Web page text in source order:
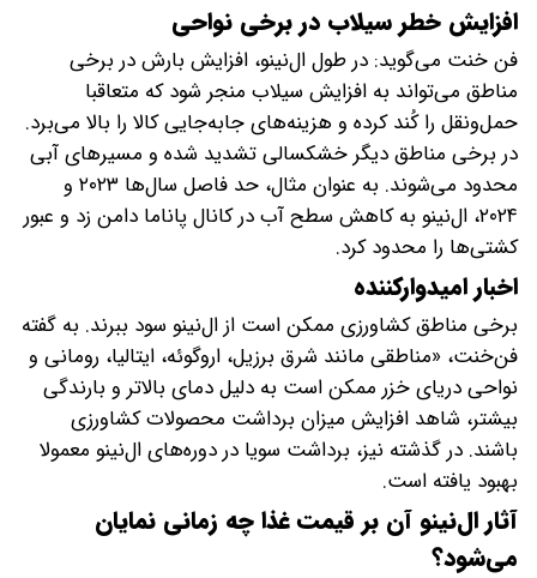
افزایش خطر سیلاب در برخی نواحی
فن خنت می‌گوید: در طول ال‌نینو، افزایش بارش در برخی
مناطق می‌تواند به افزایش سیلاب‌ منجر شود که متعاقبا
حمل‌ونقل را کُند کرده و هزینه‌های جابه‌جایی کالا را بالا می‌برد.
در برخی مناطق دیگر خشکسالی تشدید شده و مسیرهای آبی
محدود می‌شوند. به عنوان مثال، حد فاصل سال‌ها ۲۰۲۳ و
۲۰۲۴، ال‌نینو به کاهش سطح آب در کانال پاناما دامن زد و عبور
کشتی‌ها را محدود کرد.
اخبار امیدوارکننده
برخی مناطق کشاورزی ممکن است از ال‌نینو سود ببرند. به گفته
فن‌خنت، «مناطقی مانند شرق برزیل، اروگوئه، ایتالیا، رومانی و
نواحی دریای خزر ممکن است به دلیل دمای بالاتر و بارندگی
بیشتر، شاهد افزایش میزان برداشت محصولات کشاورزی
باشند. در گذشته نیز، برداشت سویا در دوره‌های ال‌نینو معمولا
بهبود یافته است.
آثار ال‌نینو آن بر قیمت غذا چه زمانی نمایان
می‌شود؟